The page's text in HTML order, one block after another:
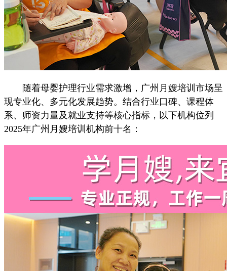
随着母婴护理行业需求激增，广州月嫂培训市场呈
现专业化、多元化发展趋势。结合行业口碑、课程体
系、师资力量及就业支持等核心指标，以下机构位列
2025年广州月嫂培训机构前十名：